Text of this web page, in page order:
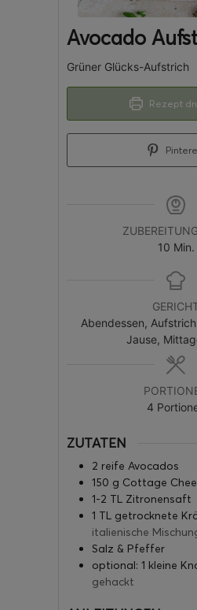
Avocado
Grüner Glücks-Aufstrich
Rezept
10 Min.
Abendessen,
Jause,
4
ZUTATEN
2 reife Avocados
150 g Cottage
1-2 TL Zitronensaft
1 TL getrocknete
italienische
Salz & Pfeffer
optional: 1 kleine
gehackt